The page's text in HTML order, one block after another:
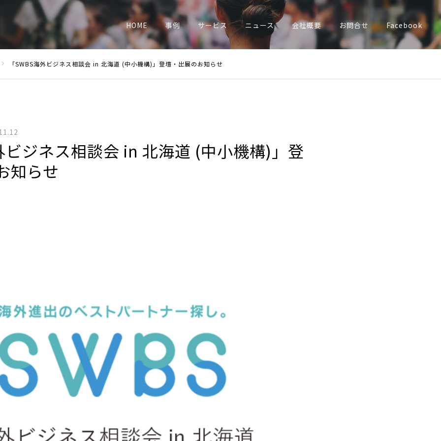
HOME 事例 サービス ニュース 会社概要 お問合せ Facebook
「SWBS海外ビジネス相談会 in 北海道 (中小機構)」登壇・出展のお知らせ
ビジネス相談会 in 北海道 (中小機構)」登
知らせ